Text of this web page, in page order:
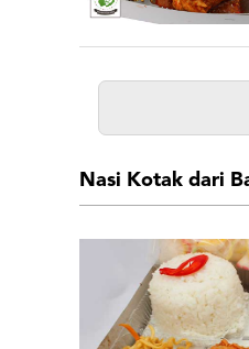
Nasi Kotak dari